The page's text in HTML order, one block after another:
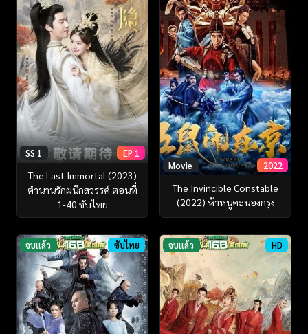
SS 1 EP 1
The Last Immortal (2023)
ตำนานรักผนึกสวรรค์ ตอนที่
1-40 ซับไทย
Movie 2022
The Invincible Constable
(2022) ห้าหนูคะนองกรุง
จบแล้ว ซับไทย จบแล้ว HD